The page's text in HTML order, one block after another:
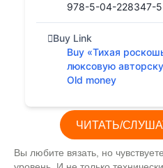
978-5-04-228347-5
Buy Link
Buy «Тихая
люксовую
Old money
ЧИТАТЬ/
Вы любите вязать, но